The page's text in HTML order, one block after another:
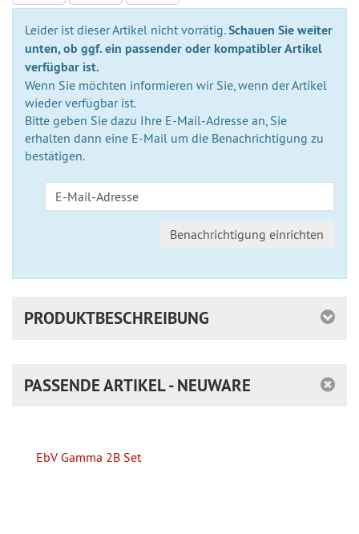
Leider ist dieser Artikel nicht vorrätig.Schauen Sie weiter
unten, ob ggf. ein passender oder kompatibler Artikel
verfügbar ist.
Wenn Sie möchten informieren wir Sie, wenn der Artikel
wieder verfügbar ist.
Bitte geben Sie dazu Ihre E-Mail-Adresse an, Sie
erhalten dann eine E-Mail um die Benachrichtigung zu
bestätigen.
Benachrichtigung einrichten
PRODUKTBESCHREIBUNG
PASSENDE ARTIKEL - NEUWARE
EbV Gamma 2B Set